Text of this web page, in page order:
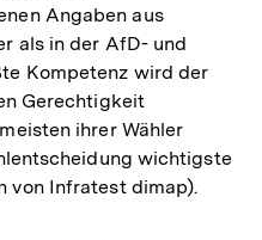
Angaben aus
als in der AfD- und
Kompetenz wird der
Gerechtigkeit
ihrer Wähler
wichtigste
von Infratest dimap).